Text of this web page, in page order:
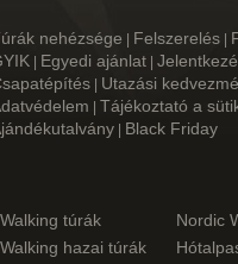
nehézsége Felszerelés
Egyedi ajánlat
Utazási
Tájékoztató a
Black Friday
túrák
Nordic
hazai túrák